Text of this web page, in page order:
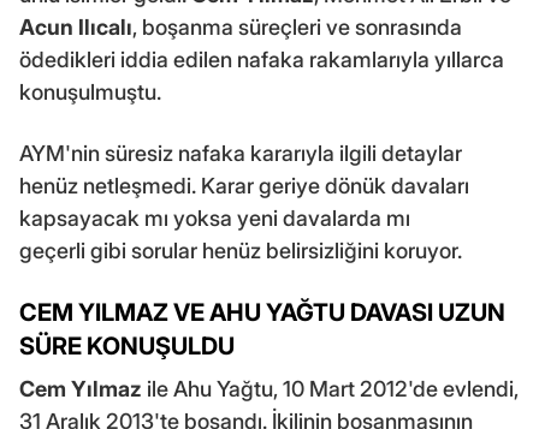
Acun Ilıcalı, boşanma süreçleri ve sonrasında
ödedikleri iddia edilen nafaka rakamlarıyla yıllarca
konuşulmuştu.
AYM'nin süresiz nafaka kararıyla ilgili detaylar
henüz netleşmedi. Karar geriye dönük davaları
kapsayacak mı yoksa yeni davalarda mı
geçerli gibi sorular henüz belirsizliğini koruyor.
CEM YILMAZ VE AHU YAĞTU DAVASI UZUN
SÜRE KONUŞULDU
Cem Yılmaz ile Ahu Yağtu, 10 Mart 2012'de evlendi,
31 Aralık 2013'te boşandı. İkilinin boşanmasının